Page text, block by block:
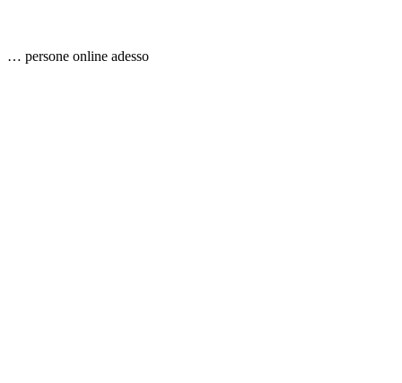
… persone online adesso